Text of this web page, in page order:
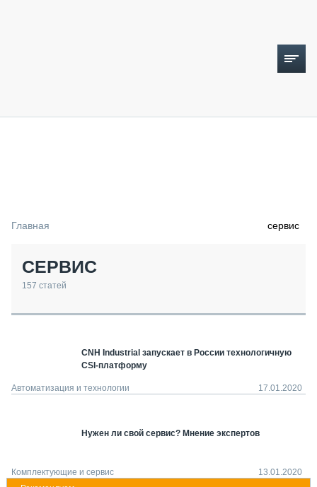
ТЕХНИКА КРУПНЫМ ПЛАНОМ
ИСПЫТАТЕЛИ
СПЕЦПРОЕКТЫ
МЕРОПРИЯТИЯ
СТАТЬИ ПО КАТЕГОРИЯМ ТЕХНИКИ
Главная сервис
СЕРВИС
157 статей
CNH Industrial запускает в России технологичную
CSI-платформу
Автоматизация и технологии 17.01.2020
Нужен ли свой сервис? Мнение экспертов
Комплектующие и сервис 13.01.2020